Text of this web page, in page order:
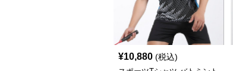
¥10,880 (税込)